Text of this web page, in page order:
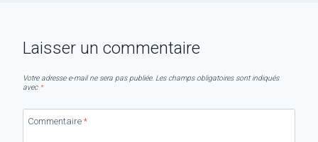
Laisser un commentaire
Votre adresse e-mail ne sera pas publiée. Les champs obligatoires sont indiqués
avec *
Commentaire *